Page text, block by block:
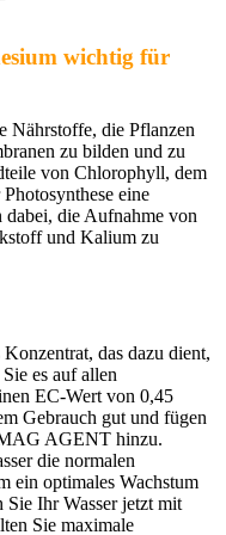
wichtig für
Nährstoffe, die Pflanzen
zu bilden und zu
von Chlorophyll, dem
eine
die Aufnahme von
und Kalium zu
das dazu dient,
es auf allen
EC-Wert von 0,45
Gebrauch gut und fügen
AGENT hinzu.
die normalen
ein optimales Wachstum
Ihr Wasser jetzt mit
Sie maximale